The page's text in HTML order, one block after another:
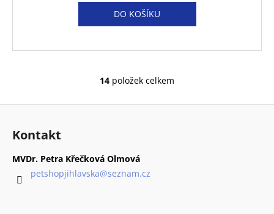
DO KOŠÍKU
O
a
c
í
14 položek celkem
Z
Kontakt
MVDr. Petra Křečková Olmová
petshopjihlavska@seznam.cz